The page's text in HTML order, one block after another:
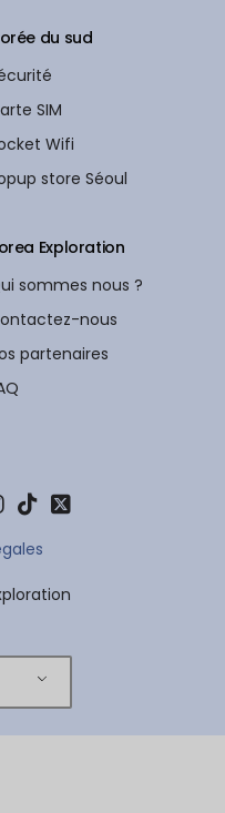
du sud
SIM
Wifi
store Séoul
Exploration
sommes nous ?
nous
partenaires